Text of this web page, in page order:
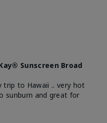
Sunscreen Broad
to Hawaii .. very hot
sunburn and great for